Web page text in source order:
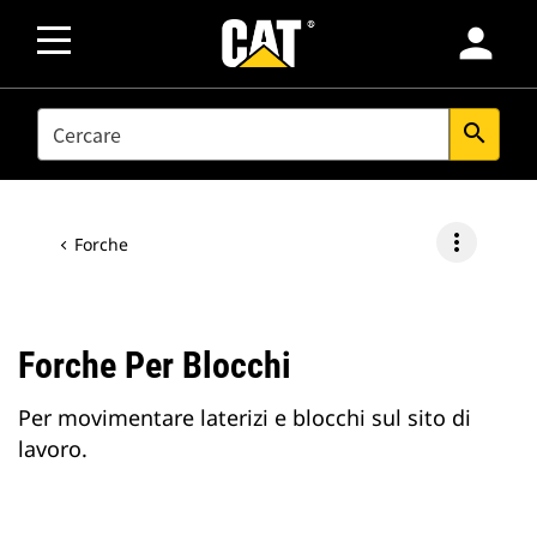
person
SEARCH search
Forche more_vert
Forche Per Blocchi
Per movimentare laterizi e blocchi sul sito di
lavoro.